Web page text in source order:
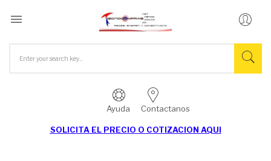

Ayuda Contactanos
SOLICITA EL PRECIO O COTIZACION AQUI